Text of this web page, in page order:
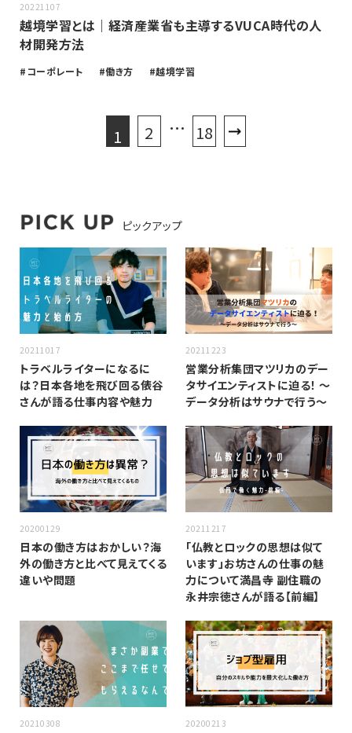
20221107
越境学習とは｜経済産業省も主導するVUCA時代の人
材開発方法
コーポレート 働き方 越境学習
1 2 … 18
ピックアップ
20211017
トラベルライターになるに
は？日本各地を飛び回る俵谷
さんが語る仕事内容や魅力
20211223
営業分析集団マツリカのデー
タサイエンティストに迫る！ 〜
データ分析はサウナで行う〜
20200129
日本の働き方はおかしい？海
外の働き方と比べて見えてくる
違いや問題
20211217
「仏教とロックの思想は似て
います」お坊さんの仕事の魅
力について満昌寺 副住職の
永井宗徳さんが語る【前編】
20210308 20200213